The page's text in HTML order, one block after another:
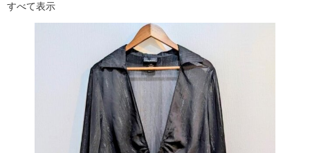
すべて表示